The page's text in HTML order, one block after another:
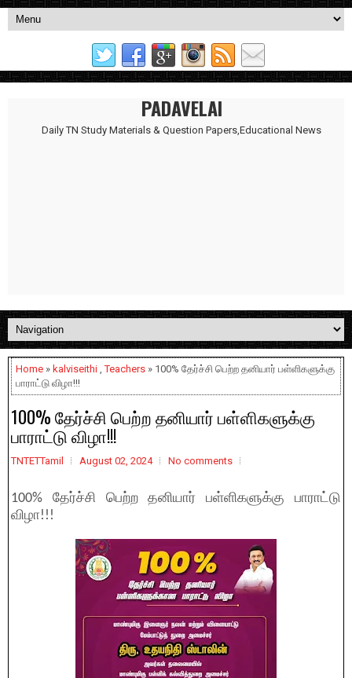
PADAVELAI
Daily TN Study Materials & Question Papers,Educational News
Home » kalviseithi ,Teachers » 100% தேர்ச்சி பெற்ற தனியார் பள்ளிகளுக்கு
பாராட்டு விழா!!!
100% தேர்ச்சி பெற்ற தனியார் பள்ளிகளுக்கு
பாராட்டு விழா!!!
TNTETTamil August 02, 2024 No comments
100% தேர்ச்சி பெற்ற தனியார் பள்ளிகளுக்கு பாராட்டு
விழா!!!